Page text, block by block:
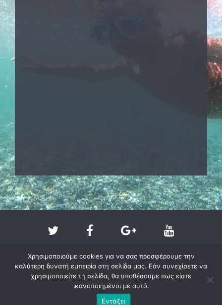
Copyright @ 2011-2026 - larissa-beach.gr
Χρησιμοποιούμε cookies για να σας προσφέρουμε την
καλύτερη δυνατή εμπειρία στη σελίδα μας. Εάν συνεχίσετε να
χρησιμοποιείτε τη σελίδα, θα υποθέσουμε πως είστε
ικανοποιημένοι με αυτό.
Εντάξει